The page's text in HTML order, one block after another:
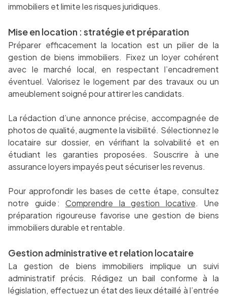
immobiliers et limite les risques juridiques.
Mise en location : stratégie et préparation
Préparer efficacement la location est un pilier de la
gestion de biens immobiliers. Fixez un loyer cohérent
avec le marché local, en respectant l’encadrement
éventuel. Valorisez le logement par des travaux ou un
ameublement soigné pour attirer les candidats.
La rédaction d’une annonce précise, accompagnée de
photos de qualité, augmente la visibilité. Sélectionnez le
locataire sur dossier, en vérifiant la solvabilité et en
étudiant les garanties proposées. Souscrire à une
assurance loyers impayés peut sécuriser les revenus.
Pour approfondir les bases de cette étape, consultez
notre guide : Comprendre la gestion locative. Une
préparation rigoureuse favorise une gestion de biens
immobiliers durable et rentable.
Gestion administrative et relation locataire
La gestion de biens immobiliers implique un suivi
administratif précis. Rédigez un bail conforme à la
législation, effectuez un état des lieux détaillé à l’entrée